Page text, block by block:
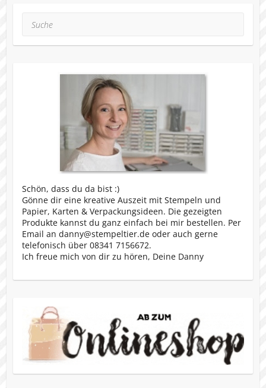
Schön, dass du da bist :)
Gönne dir eine kreative Auszeit mit Stempeln und
Papier, Karten & Verpackungsideen. Die gezeigten
Produkte kannst du ganz einfach bei mir bestellen. Per
Email an danny@stempeltier.de oder auch gerne
telefonisch über 08341 7156672.
Ich freue mich von dir zu hören, Deine Danny